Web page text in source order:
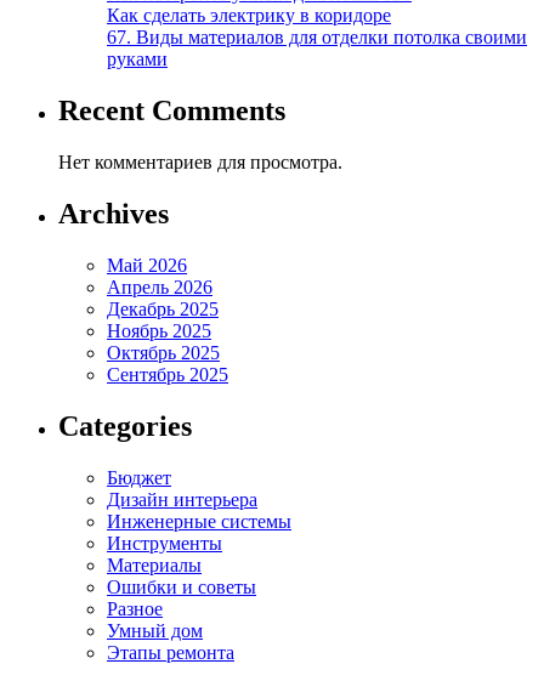
Как сделать электрику в коридоре
67. Виды материалов для отделки потолка своими
руками
Recent Comments
Нет комментариев для просмотра.
Archives
Май 2026
Апрель 2026
Декабрь 2025
Ноябрь 2025
Октябрь 2025
Сентябрь 2025
Categories
Бюджет
Дизайн интерьера
Инженерные системы
Инструменты
Материалы
Ошибки и советы
Разное
Умный дом
Этапы ремонта